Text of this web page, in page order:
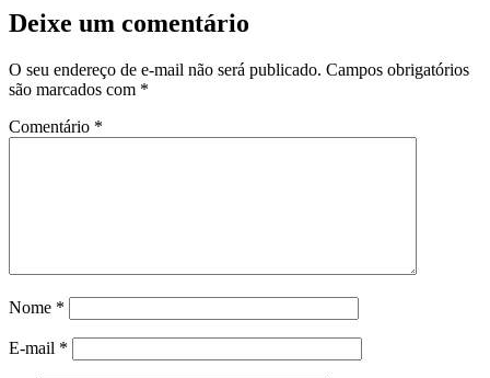
Deixe um comentário
O seu endereço de e-mail não será publicado. Campos obrigatórios
são marcados com *
Comentário *
Nome *
E-mail *